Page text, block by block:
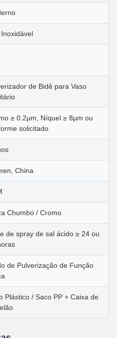
de Bidê para Vaso
≥ 0.2µm, Níquel ≥ 8µm ou
solicitado
China
Chumbo / Cromo
de spray de sal ácido ≥ 24 ou
de Pulverização de Função
Plástico / Saco PP + Caixa de